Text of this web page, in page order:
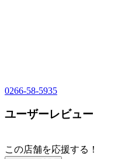
0266-58-5935
ユーザーレビュー
この店舗を応援する！